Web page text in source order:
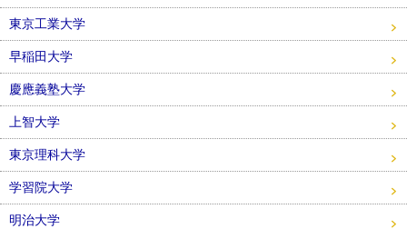
東京工業大学
早稲田大学
慶應義塾大学
上智大学
東京理科大学
学習院大学
明治大学